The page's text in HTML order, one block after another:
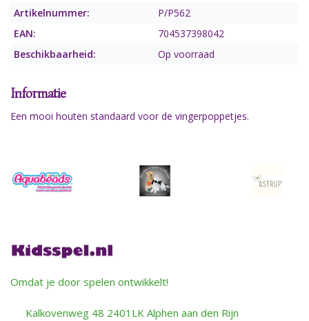
Artikelnummer:
P/P562
EAN:
704537398042
Beschikbaarheid:
Op voorraad
Informatie
Een mooi houten standaard voor de vingerpoppetjes.
Omdat je door spelen ontwikkelt!
Kalkovenweg 48 2401LK Alphen aan den Rijn